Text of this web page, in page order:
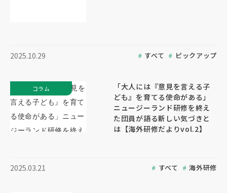
2025.10.29 すべて ピックアップ
「大人には『意見を言える子
ども』を育てる使命がある」
ニュージーランド研修を終え
た団員が語る新しい気づきと
は【海外研修だよりvol.2】
2025.03.21 すべて 海外研修
コラム